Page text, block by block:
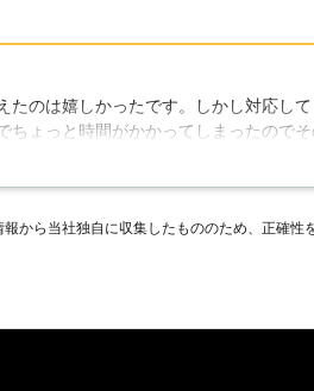
を受けると、床を歩く度にギシギ
シロアリについてご説明しました
す。水回り関係の修理やハウスク
何でも引き受けます！
たのは嬉しかったです。しかし対応し
ちょっと時間がかかってしまったので
日
から当社独⾃に収集したもののため、正確性